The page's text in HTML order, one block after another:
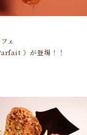
ェ
》が登場！！